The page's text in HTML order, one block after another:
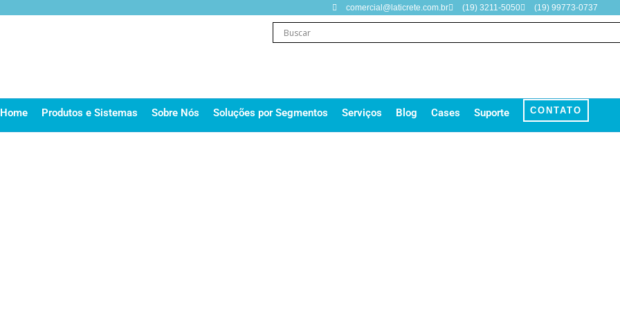
comercial@laticrete.com.br (19) 3211-5050 (19) 99773-0737
CONTATO
Home Produtos e Sistemas Sobre Nós Soluções por Segmentos Serviços Blog Cases Suporte